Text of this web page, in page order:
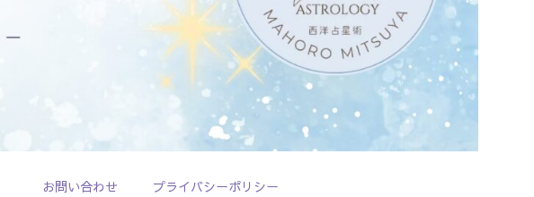
お問い合わせ プライバシーポリシー